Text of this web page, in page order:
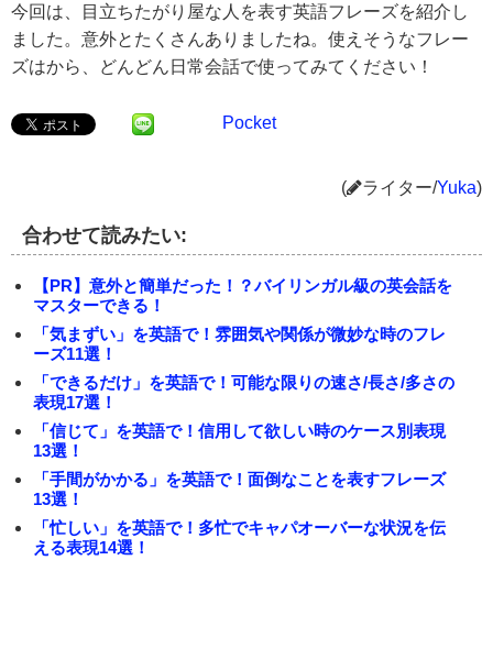
今回は、目立ちたがり屋な人を表す英語フレーズを紹介し
ました。意外とたくさんありましたね。使えそうなフレー
ズはから、どんどん日常会話で使ってみてください！
Pocket
( ライター/Yuka)
合わせて読みたい:
【PR】意外と簡単だった！？バイリンガル級の英会話を
マスターできる！
「気まずい」を英語で！雰囲気や関係が微妙な時のフレ
ーズ11選！
「できるだけ」を英語で！可能な限りの速さ/長さ/多さの
表現17選！
「信じて」を英語で！信用して欲しい時のケース別表現
13選！
「手間がかかる」を英語で！面倒なことを表すフレーズ
13選！
「忙しい」を英語で！多忙でキャパオーバーな状況を伝
える表現14選！